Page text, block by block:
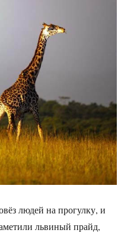
людей на прогулку, и
львиный прайд,